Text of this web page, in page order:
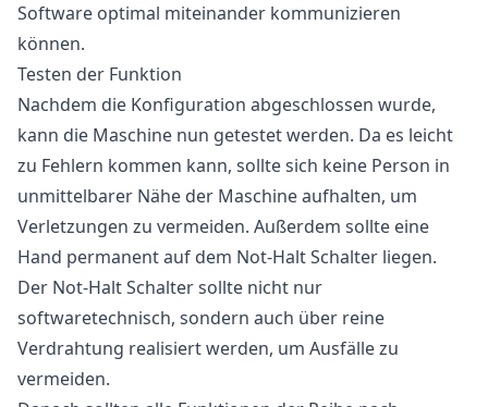
Software optimal miteinander kommunizieren
können.
Testen der Funktion
Nachdem die Konfiguration abgeschlossen wurde,
kann die Maschine nun getestet werden. Da es leicht
zu Fehlern kommen kann, sollte sich keine Person in
unmittelbarer Nähe der Maschine aufhalten, um
Verletzungen zu vermeiden. Außerdem sollte eine
Hand permanent auf dem Not-Halt Schalter liegen.
Der Not-Halt Schalter sollte nicht nur
softwaretechnisch, sondern auch über reine
Verdrahtung realisiert werden, um Ausfälle zu
vermeiden.